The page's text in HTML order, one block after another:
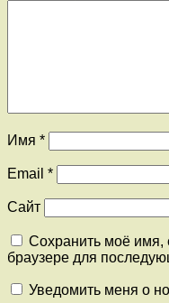
Имя *
Email *
Сайт
Сохранить моё имя,
браузере для
Уведомить меня о